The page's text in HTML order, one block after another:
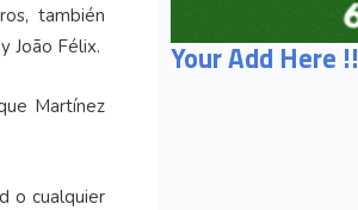
Your Add Here !!
también
João Félix.
Martínez
o cualquier